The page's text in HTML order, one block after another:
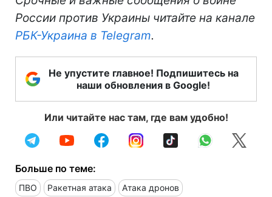
России против Украины читайте на канале
РБК-Украина в Telegram.
Не упустите главное! Подпишитесь на
наши обновления в Google!
Или читайте нас там, где вам удобно!
Больше по теме:
ПВО Ракетная атака Атака дронов